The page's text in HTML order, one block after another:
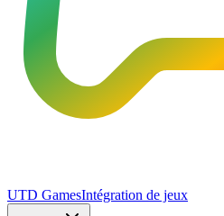
UTD GamesIntégration de jeux